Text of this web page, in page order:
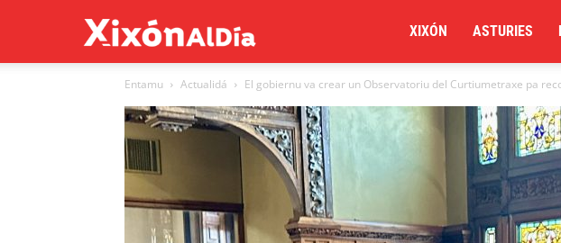
al
día
XIXÓN ASTURIES
Entamu Actualidá El gobiernu va crear un Observatoriu del Curtiumetraxe pa